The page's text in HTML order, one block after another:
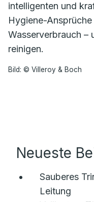
intelligenten und
Hygiene-
Wasserverbrauch –
reinigen.
Bild: © Villeroy & Boch
Neueste
Sauberes
Leitung